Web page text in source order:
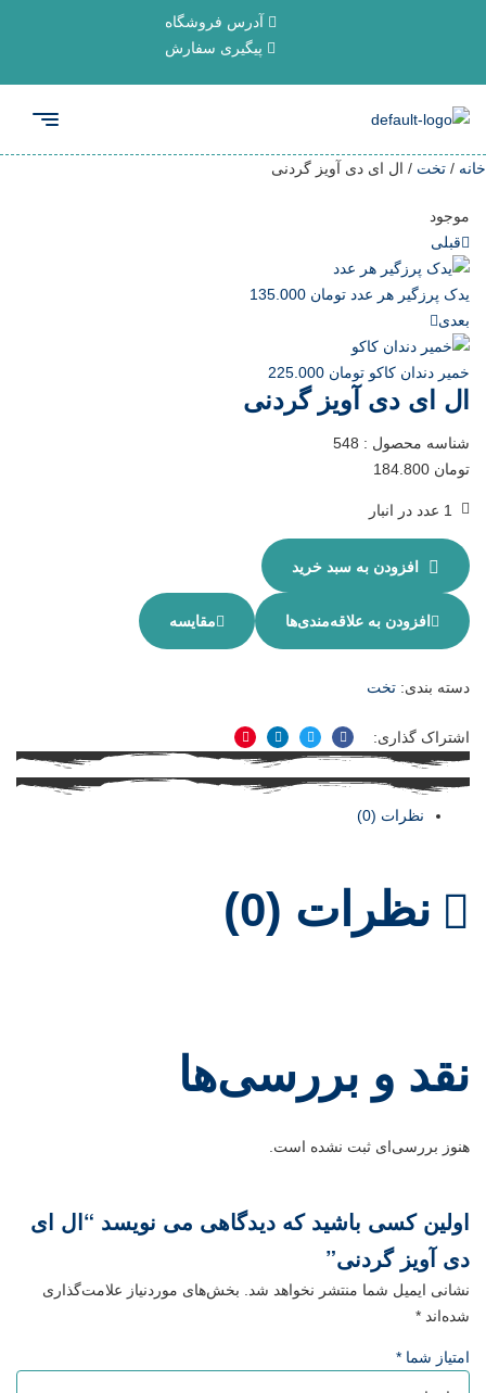
آدرس فروشگاه
پیگیری سفارش
خانه / تخت / ال ای دی آویز گردنی
موجود
قبلی
یدک پرزگیر هر عدد تومان
بعدی
خمیر دندان کاکو تومان
ال ای دی آویز گردنی
شناسه محصول : 548
تومان
1 عدد در انبار
افزودن به سبد خرید
افزودن به علاقه‌مندی‌ها مقایسه
دسته بندی: تخت
اشتراک گذاری:
فیسبوکتوییترلینکدینپینترست
نظرات (0)
نظرات (0)
نقد و بررسی‌ها
هنوز بررسی‌ای ثبت نشده است.
اولین کسی باشید که دیدگاهی می نویسد “ال ای
دی آویز گردنی”
نشانی ایمیل شما منتشر نخواهد شد.
بخش‌های موردنیاز علامت‌گذاری
شده‌اند *
امتیاز شما *